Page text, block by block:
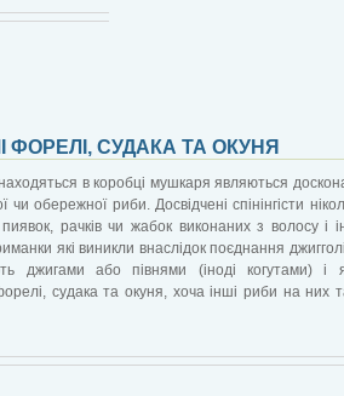
СУДАКА ТА ОКУНЯ
в коробці мушкаря являються
обережної риби. Досвідчені спінінгісти
рачків чи жабок виконаних з волосу і
які виникли внаслідок поєднання
джигами або півнями (іноді когутами) і
судака та окуня, хоча інші риби на них